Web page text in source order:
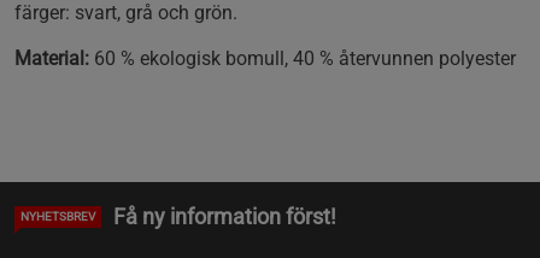
färger: svart, grå och grön.
Material: 60 % ekologisk bomull, 40 % återvunnen polyester
NYHETSBREV Få ny information först!